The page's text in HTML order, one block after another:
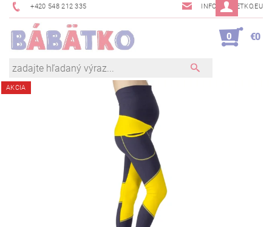
+420 548 212 335 INFO@BABETKO.EU
0 €0
AKCIA